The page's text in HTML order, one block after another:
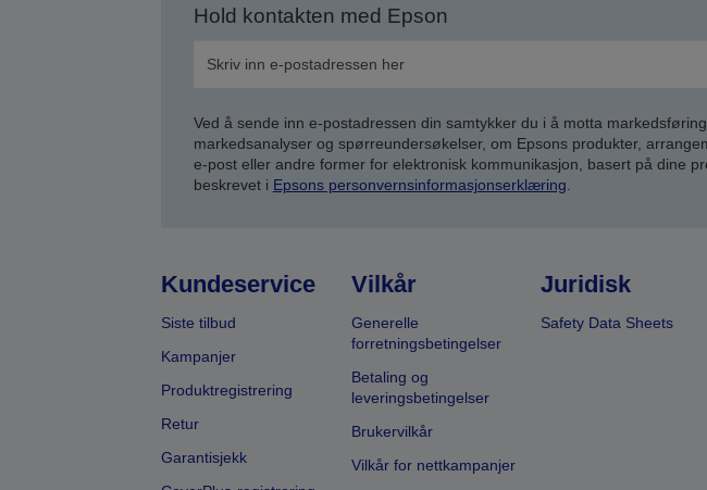
Hold kontakten med Epson
Ved å sende inn e-postadressen din samtykker du i å motta
markedsanalyser og spørreundersøkelser, om Epsons produkter,
e-post eller andre former for elektronisk kommunikasjon, basert på dine
beskrevet i Epsons personvernsinformasjonserklæring
Kundeservice
Siste tilbud
Kampanjer
Produktregistrering
Retur
Garantisjekk
Vilkår
Generelle
forretningsbetingelser
Betaling og
leveringsbetingelser
Brukervilkår
Vilkår for nettkampanjer
Juridisk
Safety Data Sheets